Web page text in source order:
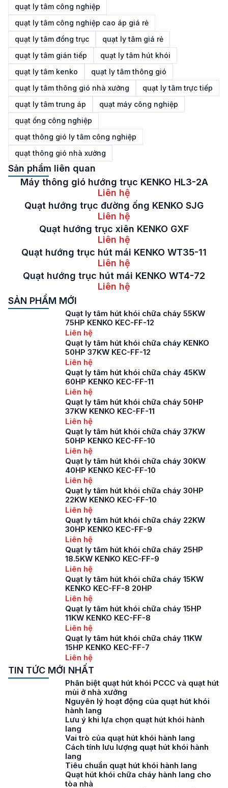
quạt ly tâm công nghiệp
quạt ly tâm công nghiệp cao áp giá rẻ
quạt ly tâm đồng trục
quạt ly tâm giá rẻ
quạt ly tâm gián tiếp
quạt ly tâm hút khói
quạt ly tâm kenko
quạt ly tâm thông gió
quạt ly tâm thông gió nhà xưởng
quạt ly tâm trực tiếp
quạt ly tâm trung áp
quạt máy công nghiệp
quạt ống công nghiệp
quạt thông gió ly tâm công nghiệp
quạt thông gió nhà xưởng
Sản phẩm liên quan
Máy thông gió hướng trục KENKO HL3-2A
Liên hệ
Quạt hướng trục đường ống KENKO SJG
Liên hệ
Quạt hướng trục xiên KENKO GXF
Liên hệ
Quạt hướng trục hút mái KENKO WT35-11
Liên hệ
Quạt hướng trục hút mái KENKO WT4-72
Liên hệ
SẢN PHẨM MỚI
Quạt ly tâm hút khói chữa cháy 55KW
75HP KENKO KEC-FF-12
Liên hệ
Quạt ly tâm hút khói chữa cháy KENKO
50HP 37KW KEC-FF-12
Liên hệ
Quạt ly tâm hút khói chữa cháy 45KW
60HP KENKO KEC-FF-11
Liên hệ
Quạt ly tâm hút khói chữa cháy 50HP
37KW KENKO KEC-FF-11
Liên hệ
Quạt ly tâm hút khói chữa cháy 37KW
50HP KENKO KEC-FF-10
Liên hệ
Quạt ly tâm hút khói chữa cháy 30KW
40HP KENKO KEC-FF-10
Liên hệ
Quạt ly tâm hút khói chữa cháy 30HP
22KW KENKO KEC-FF-10
Liên hệ
Quạt ly tâm hút khói chữa cháy 22KW
30HP KENKO KEC-FF-9
Liên hệ
Quạt ly tâm hút khói chữa cháy 25HP
18.5KW KENKO KEC-FF-9
Liên hệ
Quạt ly tâm hút khói chữa cháy 15KW
KENKO KEC-FF-8 20HP
Liên hệ
Quạt ly tâm hút khói chữa cháy 15HP
11KW KENKO KEC-FF-8
Liên hệ
Quạt ly tâm hút khói chữa cháy 11KW
15HP KENKO KEC-FF-7
Liên hệ
TIN TỨC MỚI NHẤT
Phân biệt quạt hút khói PCCC và quạt hút
mùi ở nhà xưởng
Nguyên lý hoạt động của quạt hút khói
hành lang
Lưu ý khi lựa chọn quạt hút khói hành
lang
Vai trò của quạt hút khói hành lang
Cách tính lưu lượng quạt hút khói hành
lang
Tiêu chuẩn quạt hút khói hành lang
Quạt hút khói chữa cháy hành lang cho
tòa nhà